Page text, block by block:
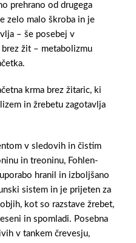
prehrano od drugega
zelo malo škroba in je
– še posebej v
žit – metabolizmu
krma brez žitaric, ki
in žrebetu zagotavlja
v sledovih in čistim
in treoninu, Fohlen-
hranil in izboljšano
sistem in je prijeten za
kot so razstave žrebet,
in spomladi. Posebna
v tankem črevesju,